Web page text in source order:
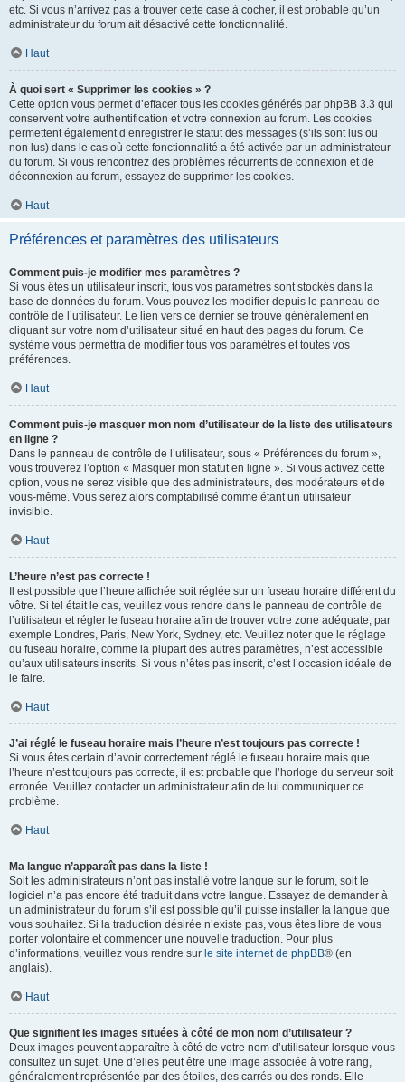
etc. Si vous n’arrivez pas à trouver cette case à cocher, il est probable qu’un
administrateur du forum ait désactivé cette fonctionnalité.
Haut
À quoi sert « Supprimer les cookies » ?
Cette option vous permet d’effacer tous les cookies générés par phpBB 3.3 qui
conservent votre authentification et votre connexion au forum. Les cookies
permettent également d’enregistrer le statut des messages (s’ils sont lus ou
non lus) dans le cas où cette fonctionnalité a été activée par un administrateur
du forum. Si vous rencontrez des problèmes récurrents de connexion et de
déconnexion au forum, essayez de supprimer les cookies.
Haut
Préférences et paramètres des utilisateurs
Comment puis-je modifier mes paramètres ?
Si vous êtes un utilisateur inscrit, tous vos paramètres sont stockés dans la
base de données du forum. Vous pouvez les modifier depuis le panneau de
contrôle de l’utilisateur. Le lien vers ce dernier se trouve généralement en
cliquant sur votre nom d’utilisateur situé en haut des pages du forum. Ce
système vous permettra de modifier tous vos paramètres et toutes vos
préférences.
Haut
Comment puis-je masquer mon nom d’utilisateur de la liste des utilisateurs
en ligne ?
Dans le panneau de contrôle de l’utilisateur, sous « Préférences du forum »,
vous trouverez l’option « Masquer mon statut en ligne ». Si vous activez cette
option, vous ne serez visible que des administrateurs, des modérateurs et de
vous-même. Vous serez alors comptabilisé comme étant un utilisateur
invisible.
Haut
L’heure n’est pas correcte !
Il est possible que l’heure affichée soit réglée sur un fuseau horaire différent du
vôtre. Si tel était le cas, veuillez vous rendre dans le panneau de contrôle de
l’utilisateur et régler le fuseau horaire afin de trouver votre zone adéquate, par
exemple Londres, Paris, New York, Sydney, etc. Veuillez noter que le réglage
du fuseau horaire, comme la plupart des autres paramètres, n’est accessible
qu’aux utilisateurs inscrits. Si vous n’êtes pas inscrit, c’est l’occasion idéale de
le faire.
Haut
J’ai réglé le fuseau horaire mais l’heure n’est toujours pas correcte !
Si vous êtes certain d’avoir correctement réglé le fuseau horaire mais que
l’heure n’est toujours pas correcte, il est probable que l’horloge du serveur soit
erronée. Veuillez contacter un administrateur afin de lui communiquer ce
problème.
Haut
Ma langue n’apparaît pas dans la liste !
Soit les administrateurs n’ont pas installé votre langue sur le forum, soit le
logiciel n’a pas encore été traduit dans votre langue. Essayez de demander à
un administrateur du forum s’il est possible qu’il puisse installer la langue que
vous souhaitez. Si la traduction désirée n’existe pas, vous êtes libre de vous
porter volontaire et commencer une nouvelle traduction. Pour plus
d’informations, veuillez vous rendre sur le site internet de phpBB® (en
anglais).
Haut
Que signifient les images situées à côté de mon nom d’utilisateur ?
Deux images peuvent apparaître à côté de votre nom d’utilisateur lorsque vous
consultez un sujet. Une d’elles peut être une image associée à votre rang,
généralement représentée par des étoiles, des carrés ou des ronds. Elle